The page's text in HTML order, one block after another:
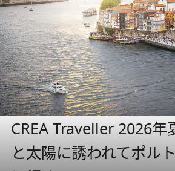
CREA Traveller 2026
と太陽に誘われてポル